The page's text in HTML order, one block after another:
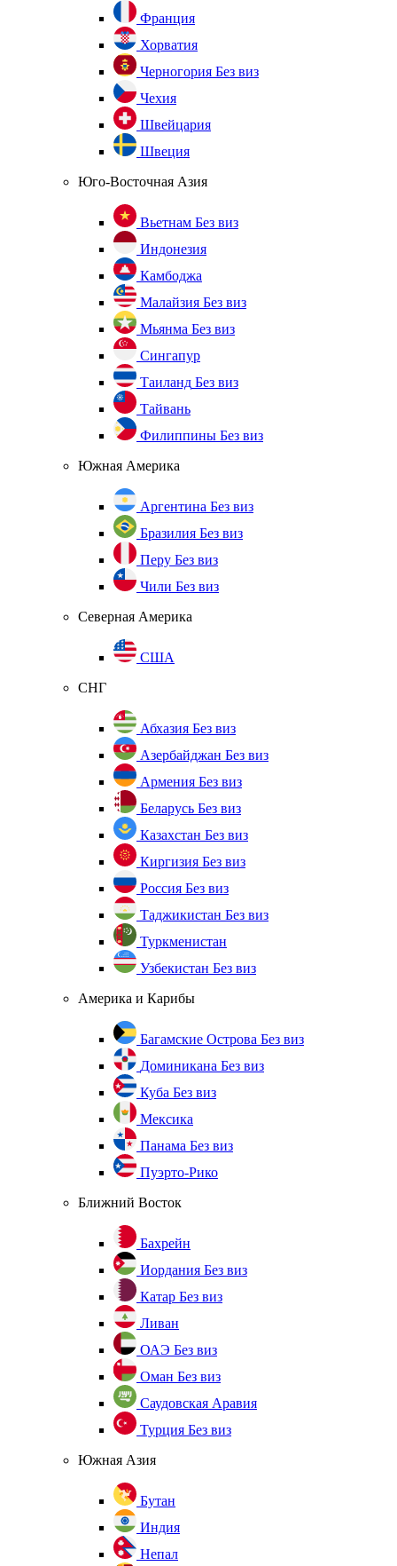
Франция
Хорватия
Черногория Без виз
Чехия
Швейцария
Швеция
Юго-Восточная Азия
Вьетнам Без виз
Индонезия
Камбоджа
Малайзия Без виз
Мьянма Без виз
Сингапур
Таиланд Без виз
Тайвань
Филиппины Без виз
Южная Америка
Аргентина Без виз
Бразилия Без виз
Перу Без виз
Чили Без виз
Северная Америка
США
СНГ
Абхазия Без виз
Азербайджан Без виз
Армения Без виз
Беларусь Без виз
Казахстан Без виз
Киргизия Без виз
Россия Без виз
Таджикистан Без виз
Туркменистан
Узбекистан Без виз
Америка и Карибы
Багамские Острова Без виз
Доминикана Без виз
Куба Без виз
Мексика
Панама Без виз
Пуэрто-Рико
Ближний Восток
Бахрейн
Иордания Без виз
Катар Без виз
Ливан
ОАЭ Без виз
Оман Без виз
Саудовская Аравия
Турция Без виз
Южная Азия
Бутан
Индия
Непал